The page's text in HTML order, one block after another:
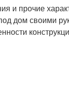
и прочие
дом своими